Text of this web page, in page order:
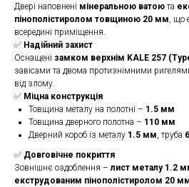
Двері наповнені мінеральною ватою та
пінополістиролом товщиною 20 мм, що
всередині приміщення.
✅ Надійний захист
Оснащені замком верхнім KALE 257
завісами та двома протизнімними
від злому.
✅ Міцна конструкція
Товщина металу на полотні – 1.5 мм
Товщина дверного полотна – 110 мм
Дверний короб із металу 1.5 мм, труба
✅ Довговічне покриття
Зовнішнє оздоблення –лист металу 1.2
екструдованим пінополістиролом 20